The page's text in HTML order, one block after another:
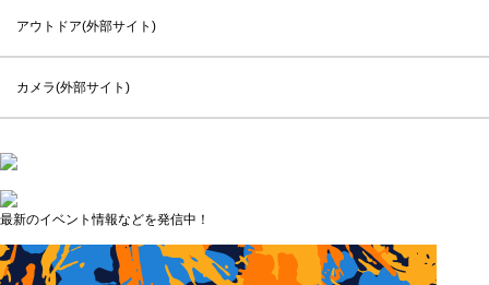
アウトドア(外部サイト)
カメラ(外部サイト)
最新のイベント情報などを発信中！